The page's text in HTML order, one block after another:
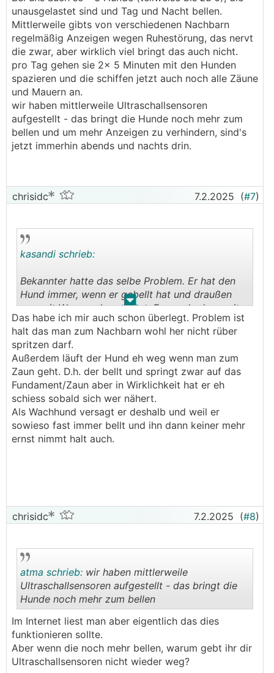
unausgelastet sind und Tag und Nacht bellen.
Mittlerweile gibts von verschiedenen Nachbarn
regelmäßig Anzeigen wegen Ruhestörung, das nervt
die zwar, aber wirklich viel bringt das auch nicht.
pro Tag gehen sie 2x 5 Minuten mit den Hunden
spazieren und die schiffen jetzt auch noch alle Zäune
und Mauern an.
wir haben mittlerweile Ultraschallsensoren
aufgestellt - das bringt die Hunde noch mehr zum
bellen und um mehr Anzeigen zu verhindern, sind's
jetzt immerhin abends und nachts drin.
chrisidc 7.2.2025 (#7)
. .
kasandi schrieb:
Bekannter hatte das selbe Problem. Er hat den
Hund immer, wenn er gebellt hat und draußen
war mit Wasser abgespritzt. Es wurde dann mit
der Zeit deutlich besser, meinte er.
Das habe ich mir auch schon überlegt. Problem ist
halt das man zum Nachbarn wohl her nicht rüber
spritzen darf.
Außerdem läuft der Hund eh weg wenn man zum
Zaun geht. D.h. der bellt und springt zwar auf das
Fundament/Zaun aber in Wirklichkeit hat er eh
schiess sobald sich wer nähert.
Als Wachhund versagt er deshalb und weil er
sowieso fast immer bellt und ihn dann keiner mehr
ernst nimmt halt auch.
chrisidc 7.2.2025 (#8)
..
atma schrieb: wir haben mittlerweile
Ultraschallsensoren aufgestellt - das bringt die
Hunde noch mehr zum bellen
Im Internet liest man aber eigentlich das dies
funktionieren sollte.
Aber wenn die noch mehr bellen, warum gebt ihr dir
Ultraschallsensoren nicht wieder weg?